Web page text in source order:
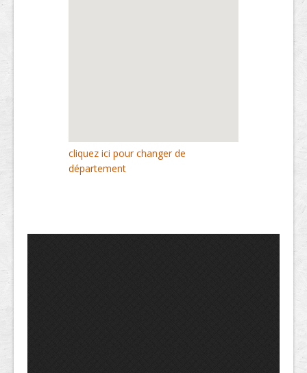
cliquez ici pour changer de
département